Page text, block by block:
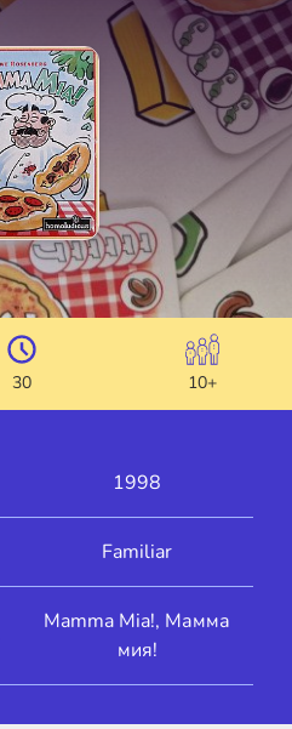
30 10+
1998
Familiar
Mamma Mia!, Мамма
мия!